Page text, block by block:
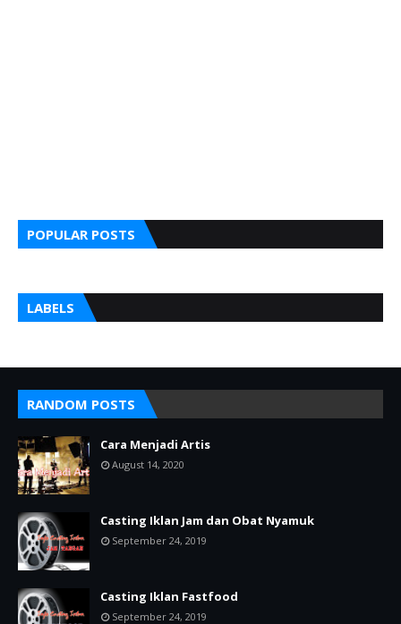
POPULAR POSTS
LABELS
RANDOM POSTS
Cara Menjadi Artis
August 14, 2020
Casting Iklan Jam dan Obat Nyamuk
September 24, 2019
Casting Iklan Fastfood
September 24, 2019